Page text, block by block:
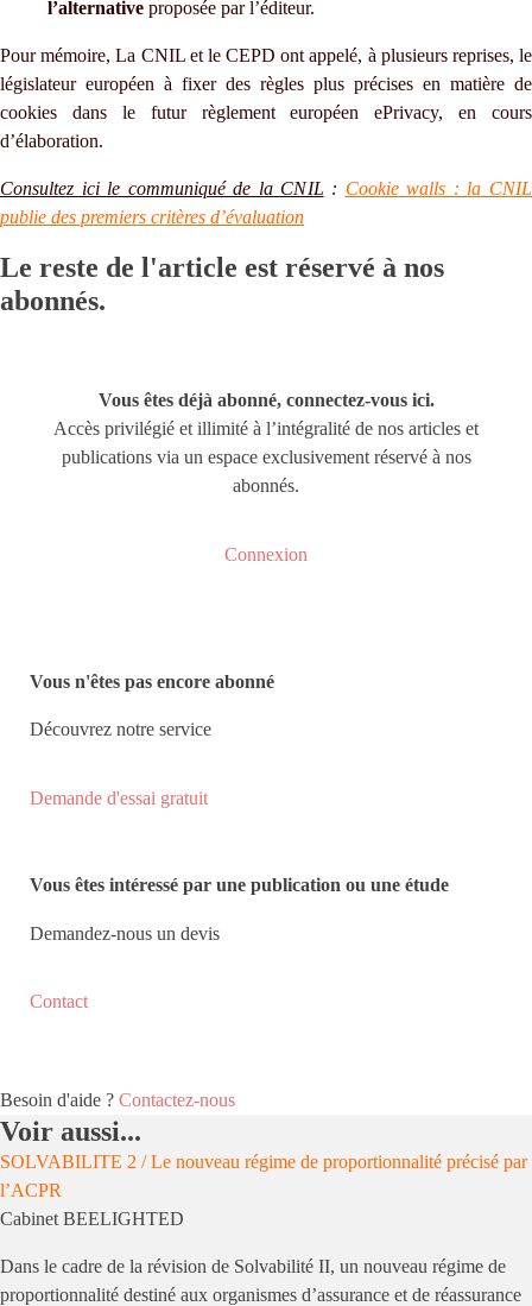
l’alternative proposée par l’éditeur.
Pour mémoire, La CNIL et le CEPD ont appelé, à plusieurs reprises, le
législateur européen à fixer des règles plus précises en matière de
cookies dans le futur règlement européen ePrivacy, en cours
d’élaboration.
Consultez ici le communiqué de la CNIL : Cookie walls : la CNIL
publie des premiers critères d’évaluation
Le reste de l'article est réservé à nos
abonnés.
Vous êtes déjà abonné, connectez-vous ici.
Accès privilégié et illimité à l’intégralité de nos articles et
publications via un espace exclusivement réservé à nos
abonnés.
Connexion
Vous n'êtes pas encore abonné
Découvrez notre service
Demande d'essai gratuit
Vous êtes intéressé par une publication ou une étude
Demandez-nous un devis
Contact
Besoin d'aide ? Contactez-nous
Voir aussi...
SOLVABILITE 2 / Le nouveau régime de proportionnalité précisé par
l’ACPR
Cabinet BEELIGHTED
Dans le cadre de la révision de Solvabilité II, un nouveau régime de
proportionnalité destiné aux organismes d’assurance et de réassurance